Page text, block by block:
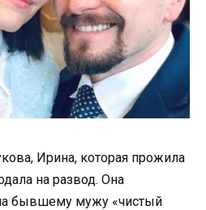
Ирина, которая прожила
на развод. Она
бывшему мужу «чистый